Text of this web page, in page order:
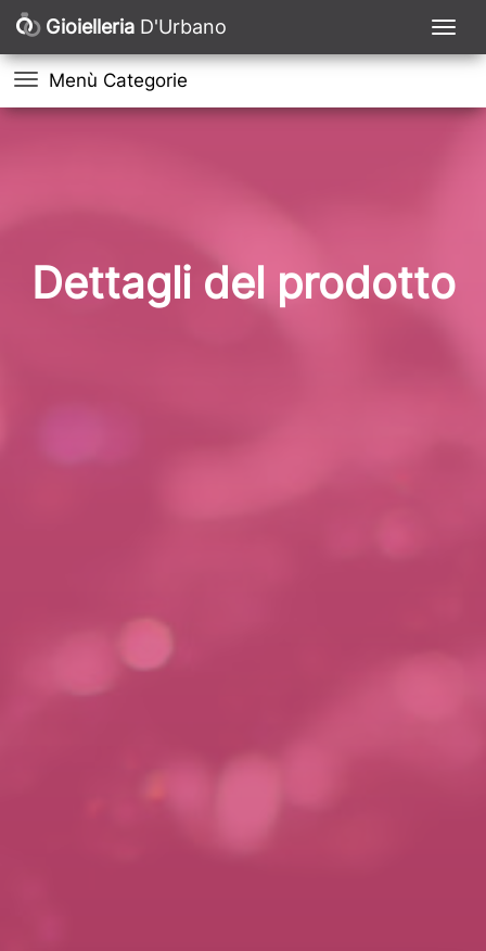
Gioielleria D'Urbano
Menù Categorie
Dettagli del prodotto